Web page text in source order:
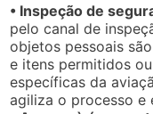
• Inspeção de
pelo canal de
objetos pessoais
e itens permitidos
específicas da
agiliza o processo e